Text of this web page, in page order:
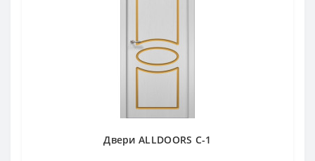
Двери ALLDOORS C-1